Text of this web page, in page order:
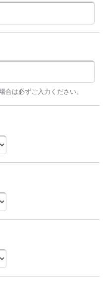
合は必ずご入力ください。